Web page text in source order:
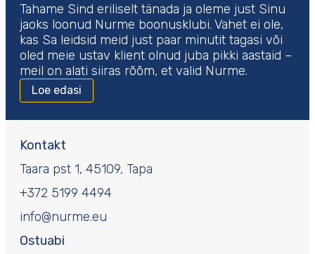
Tahame Sind eriliselt tänada ja oleme just Sinu
jaoks loonud Nurme boonusklubi. Vahet ei ole,
kas Sa leidsid meid just paar minutit tagasi või
oled meie ustav klient olnud juba pikki aastaid –
meil on alati siiras rõõm, et valid Nurme.
Loe edasi
Ostuabi
Kontakt
Taara pst 1, 45109, Tapa
+372 5199 4494
info@nurme.eu